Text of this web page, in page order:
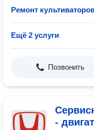
Ремонт
Ещё 2 услуги
Позвонить
-